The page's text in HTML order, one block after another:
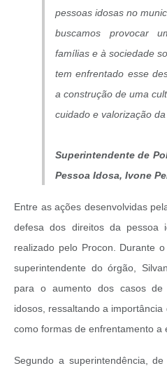
pessoas idosas no
buscamos provocar
famílias e à sociedade
tem enfrentado esse
a construção de uma
cuidado e valorização da
Superintendente de
Pessoa Idosa, Ivone
Entre as ações desenvolvidas
defesa dos direitos da pessoa
realizado pelo Procon. Durante
superintendente do órgão,
para o aumento dos casos de
idosos, ressaltando a
como formas de enfrentamento a
Segundo a superintendência,